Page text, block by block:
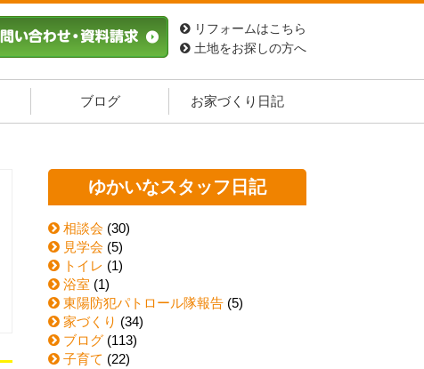
リフォームはこちら
土地をお探しの方へ
ブログ お家づくり日記
ゆかいなスタッフ日記
相談会 (30)
見学会 (5)
トイレ (1)
浴室 (1)
東陽防犯パトロール隊報告 (5)
家づくり (34)
ブログ (113)
子育て (22)